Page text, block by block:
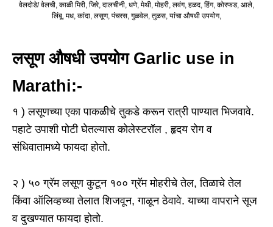
वेलदोडे/ वेलची, काळी मिरी, जिरे, दालचीनी, धणे, मेथी, मोहरी, लवंग, हळद, हिंग, कोरफड, आले,
लिंबू, मध, कांदा, लसूण, पंचरस, गुळवेल, तुळस, यांचा औषधी उपयोग,
लसूण औषधी उपयोग Garlic use in
Marathi:-
१ ) लसूणच्या एका पाकळीचे तुकडे करून रात्री पाण्यात भिजवावे.
पहाटे उपाशी पोटी घेतल्यास कोलेस्टरॉल , हृदय रोग व
संधिवातामध्ये फायदा होतो.
२ ) ५० ग्रॅम लसूण कुटून १०० ग्रॅम मोहरीचे तेल, तिळाचे तेल
किंवा ऑलिव्हच्या तेलात शिजवून, गाळून ठेवावे. याच्या वापराने सूज
व दुखण्यात फायदा होतो.